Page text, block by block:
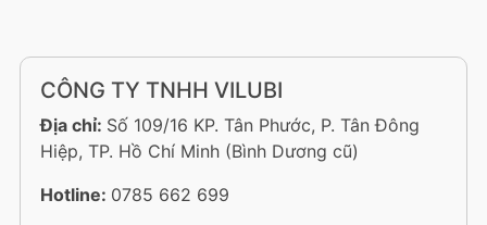
CÔNG TY TNHH VILUBI
Địa chỉ: Số 109/16 KP. Tân Phước, P. Tân Đông
Hiệp, TP. Hồ Chí Minh (Bình Dương cũ)
Hotline: 0785 662 699